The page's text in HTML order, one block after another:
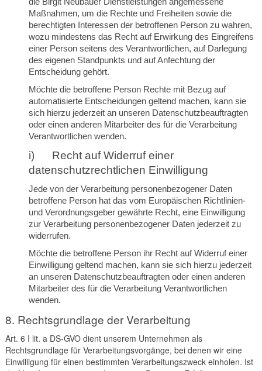
Maßnahmen, um die Rechte und Freiheiten sowie die
berechtigten Interessen der betroffenen Person zu wahren,
wozu mindestens das Recht auf Erwirkung des Eingreifens
einer Person seitens des Verantwortlichen, auf Darlegung
des eigenen Standpunkts und auf Anfechtung der
Entscheidung gehört.
Möchte die betroffene Person Rechte mit Bezug auf
automatisierte Entscheidungen geltend machen, kann sie
sich hierzu jederzeit an unseren Datenschutzbeauftragten
oder einen anderen Mitarbeiter des für die Verarbeitung
Verantwortlichen wenden.
i) Recht auf Widerruf einer
datenschutzrechtlichen Einwilligung
Jede von der Verarbeitung personenbezogener Daten
betroffene Person hat das vom Europäischen Richtlinien-
und Verordnungsgeber gewährte Recht, eine Einwilligung
zur Verarbeitung personenbezogener Daten jederzeit zu
widerrufen.
Möchte die betroffene Person ihr Recht auf Widerruf einer
Einwilligung geltend machen, kann sie sich hierzu jederzeit
an unseren Datenschutzbeauftragten oder einen anderen
Mitarbeiter des für die Verarbeitung Verantwortlichen
wenden.
8. Rechtsgrundlage der Verarbeitung
Art. 6 I lit. a DS-GVO dient unserem Unternehmen als
Rechtsgrundlage für Verarbeitungsvorgänge, bei denen wir eine
Einwilligung für einen bestimmten Verarbeitungszweck einholen. Ist